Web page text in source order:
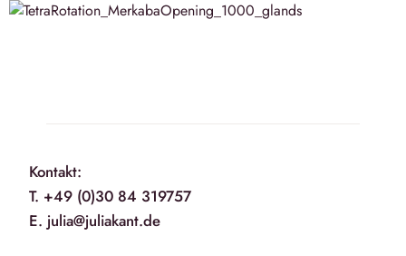
Kontakt:
T. +49 (0)30 84 319757
E. julia@juliakant.de